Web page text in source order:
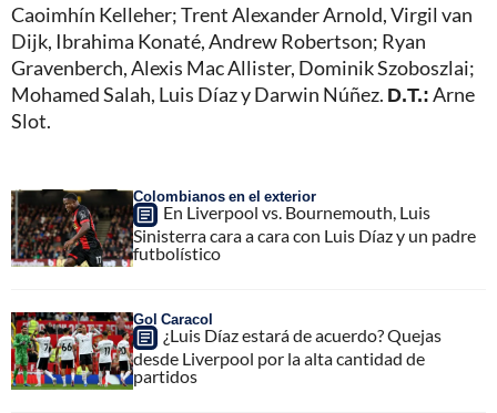
Caoimhín Kelleher; Trent Alexander Arnold, Virgil van
Dijk, Ibrahima Konaté, Andrew Robertson; Ryan
Gravenberch, Alexis Mac Allister, Dominik Szoboszlai;
Mohamed Salah, Luis Díaz y Darwin Núñez. D.T.:Arne
Slot.
Colombianos en el exterior
En Liverpool vs. Bournemouth, Luis
Sinisterra cara a cara con Luis Díaz y un padre
futbolístico
Gol Caracol
¿Luis Díaz estará de acuerdo? Quejas
desde Liverpool por la alta cantidad de
partidos